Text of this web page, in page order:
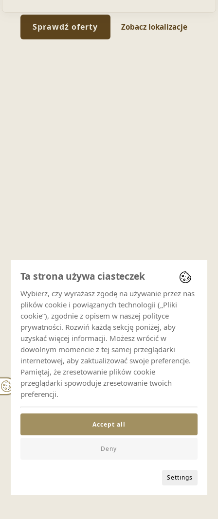
Sprawdź oferty Zobacz lokalizacje
Ta strona używa ciasteczek
Wybierz, czy wyrażasz zgodę na używanie przez nas
plików cookie i powiązanych technologii („Pliki
cookie”), zgodnie z opisem w naszej polityce
prywatności. Rozwiń każdą sekcję poniżej, aby
uzyskać więcej informacji. Możesz wrócić w
dowolnym momencie z tej samej przeglądarki
internetowej, aby zaktualizować swoje preferencje.
Pamiętaj, że zresetowanie plików cookie
przeglądarki spowoduje zresetowanie twoich
preferencji.
Settings
Deny
Accept all